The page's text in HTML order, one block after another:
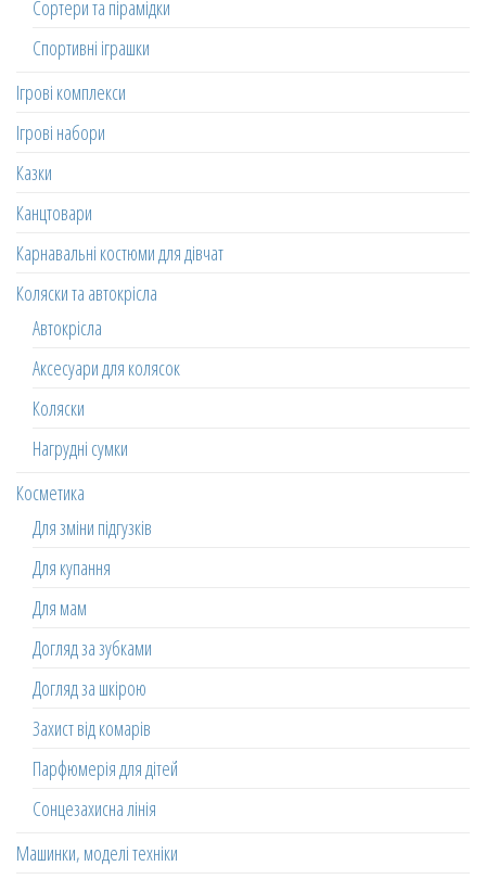
Сортери та пірамідки
Спортивні іграшки
Ігрові комплекси
Ігрові набори
Казки
Канцтовари
Карнавальні костюми для дівчат
Коляски та автокрісла
Автокрісла
Аксесуари для колясок
Коляски
Нагрудні сумки
Косметика
Для зміни підгузків
Для купання
Для мам
Догляд за зубками
Догляд за шкірою
Захист від комарів
Парфюмерія для дітей
Сонцезахисна лінія
Машинки, моделі техніки